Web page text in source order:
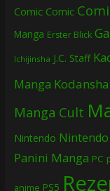
Comic Comic
Manga Erster Blick
Ichijinsha J.C. Staff
Manga Kodansha
Manga Cult
Nintendo
Panini Manga PC
anime PS5